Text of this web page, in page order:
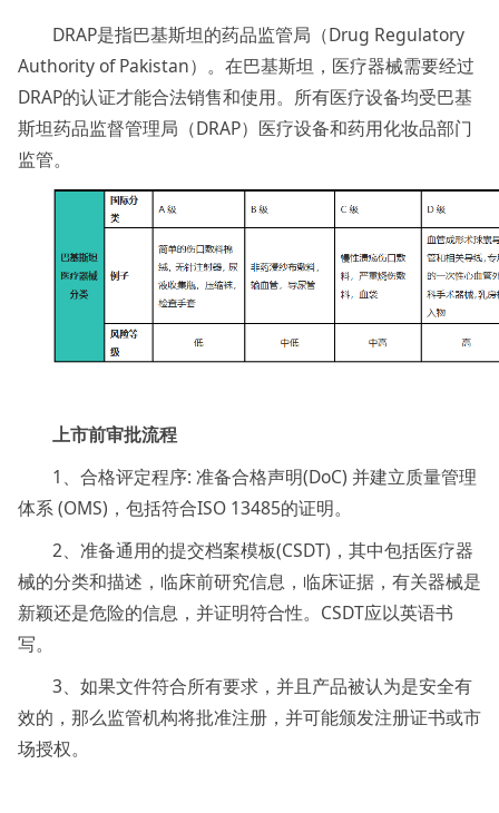
DRAP是指巴基斯坦的药品监管局（Drug Regulatory
Authority of Pakistan）。在巴基斯坦，医疗器械需要经过
DRAP的认证才能合法销售和使用。所有医疗设备均受巴基
斯坦药品监督管理局（DRAP）医疗设备和药用化妆品部门
监管。
上市前审批流程
1、合格评定程序: 准备合格声明(DoC) 并建立质量管理
体系 (OMS)，包括符合ISO 13485的证明。
2、准备通用的提交档案模板(CSDT)，其中包括医疗器
械的分类和描述，临床前研究信息，临床证据，有关器械是
新颖还是危险的信息，并证明符合性。CSDT应以英语书
写。
3、如果文件符合所有要求，并且产品被认为是安全有
效的，那么监管机构将批准注册，并可能颁发注册证书或市
场授权。